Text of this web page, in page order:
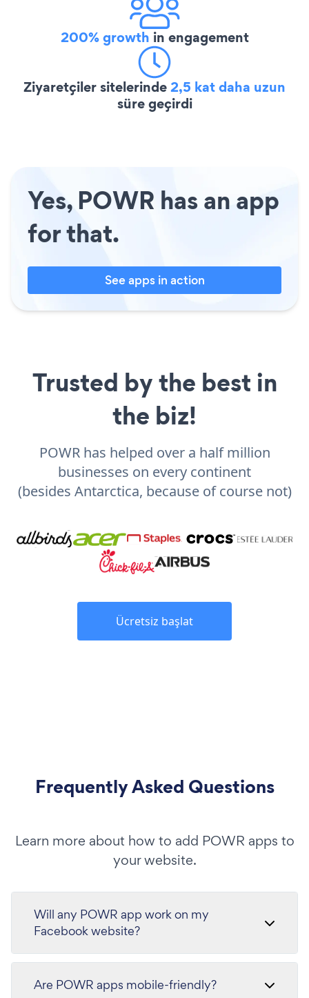
200% growth in engagement
Ziyaretçiler sitelerinde2,5 kat daha uzun
süre geçirdi
Yes, POWR has an app
for that.
See apps in action
Trusted by the best in
the biz!
POWR has helped over a half million
businesses on every continent
(besides Antarctica, because of course not)
Ücretsiz başlat
Frequently Asked Questions
Learn more about how to add POWR apps to
your website.
Will any POWR app work on my
Facebook website?
Are POWR apps mobile-friendly?